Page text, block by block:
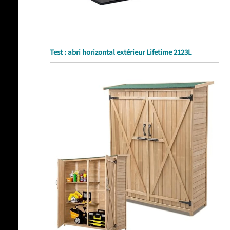
Test : abri horizontal extérieur Lifetime 2123L